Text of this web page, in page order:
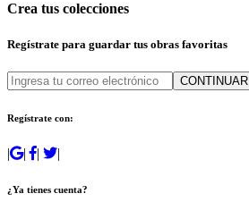
Crea tus colecciones
Regístrate para guardar tus obras favoritas
CONTINUAR
Regístrate con:
| | | |
¿Ya tienes cuenta?